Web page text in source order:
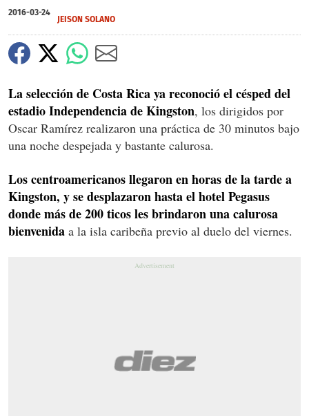
2016-03-24
JEISON SOLANO
La selección de Costa Rica ya reconoció el césped del
estadio Independencia de Kingston, los dirigidos por
Oscar Ramírez realizaron una práctica de 30 minutos bajo
una noche despejada y bastante calurosa.
Los centroamericanos llegaron en horas de la tarde a
Kingston, y se desplazaron hasta el hotel Pegasus
donde más de 200 ticos les brindaron una calurosa
bienvenida a la isla caribeña previo al duelo del viernes.